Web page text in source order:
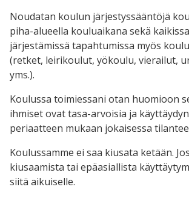
Noudatan koulun järjestyssääntöjä
piha-alueella kouluaikana sekä
järjestämissä tapahtumissa myös
(retket, leirikoulut, yökoulu, vierailut,
yms.).
Koulussa toimiessani otan huomioon
ihmiset ovat tasa-arvoisia ja
periaatteen mukaan jokaisessa
Koulussamme ei saa kiusata ketään.
kiusaamista tai epäasiallista
siitä aikuiselle.